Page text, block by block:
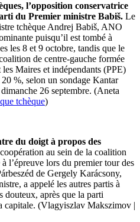
l’opposition conservatrice
du Premier ministre Babiš. Le
tchèque Andrej Babiš, ANO
puisqu’il est tombé à
les 8 et 9 octobre, tandis que le
de centre-gauche formée
Maires et indépendants (PPE)
%, selon un sondage Kantar
26 septembre. (Aneta
tchèque)
du doigt à propos des
au sein de la coalition
l’épreuve lors du premier tour des
de Gergely Karácsony,
a appelé les autres partis à
douteux, après que la parti
capitale. (Vlagyiszlav Makszimov |